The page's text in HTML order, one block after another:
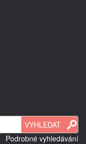
Podrobné vyhledávání